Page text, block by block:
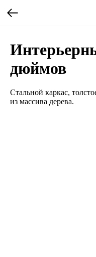
дюймов
Стальной каркас,
из массива дерева.